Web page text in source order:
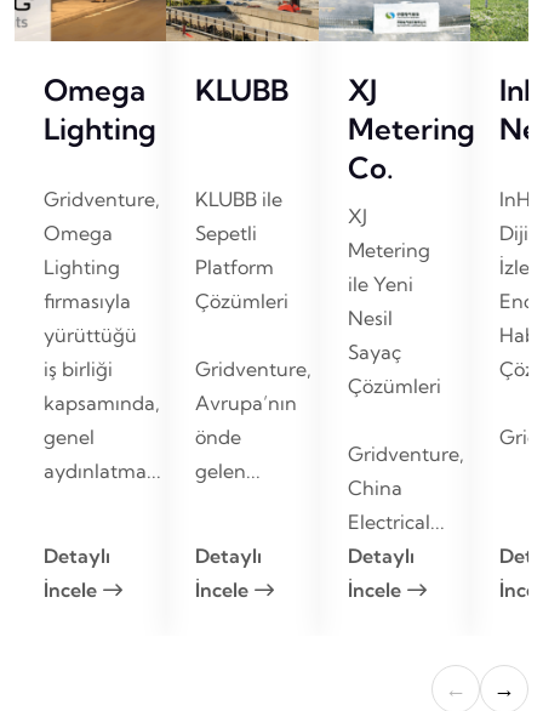
Omega
Lighting
Gridventure,
Omega
Lighting
firmasıyla
yürüttüğü
iş birliği
kapsamında,
genel
aydınlatma...
Detaylı
İncele
KLUBB
KLUBB ile
Sepetli
Platform
Çözümleri
Gridventure,
Avrupa’nın
önde
gelen...
Detaylı
İncele
XJ
Metering
Co.
XJ
Metering
ile Yeni
Nesil
Sayaç
Çözümleri
Gridventure,
China
Electrical...
Detaylı
İncele
← →